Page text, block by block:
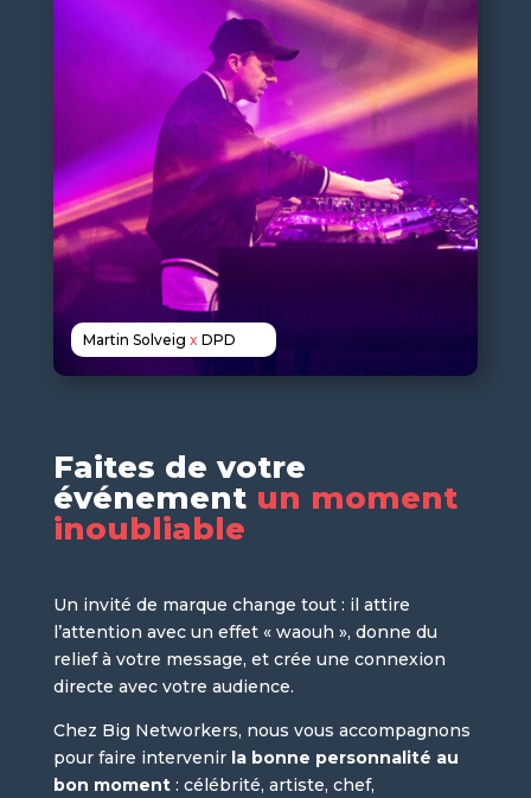
Martin Solveig x DPD
Faites de votre
événement un moment
inoubliable
Un invité de marque change tout : il attire
l’attention avec un effet « waouh », donne du
relief à votre message, et crée une connexion
directe avec votre audience.
Chez Big Networkers, nous vous accompagnons
pour faire intervenir la bonne personnalité au
bon moment: célébrité, artiste, chef,